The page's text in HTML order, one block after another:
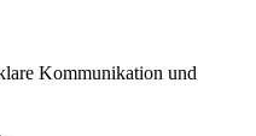
Kommunikation und